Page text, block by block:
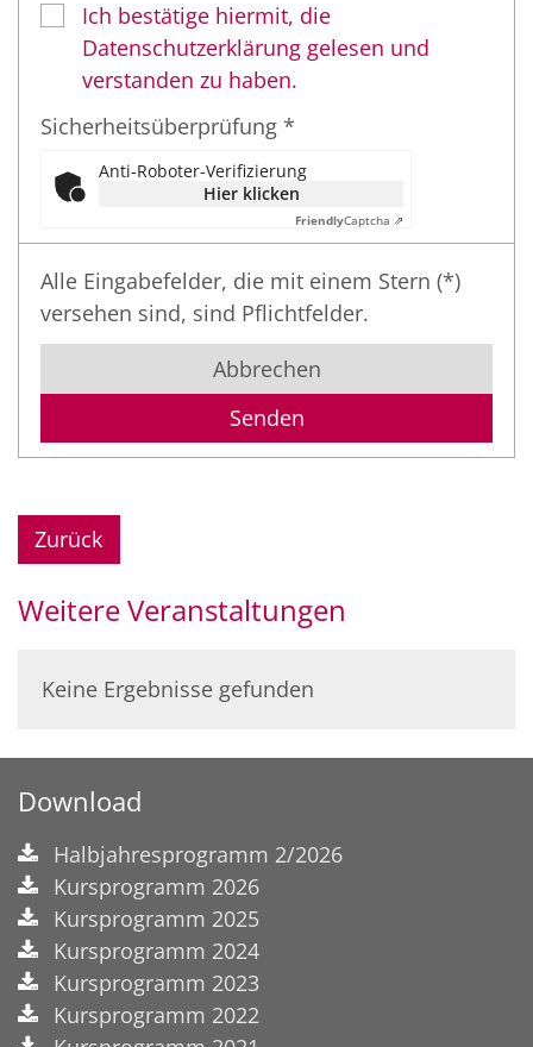
Ich bestätige hiermit, die
Datenschutzerklärung gelesen und
verstanden zu haben.
Sicherheitsüberprüfung *
Anti-Roboter-Verifizierung
Hier klicken
FriendlyCaptcha ⇗
Alle Eingabefelder, die mit einem Stern (*)
versehen sind, sind Pflichtfelder.
Abbrechen
Zurück
Weitere Veranstaltungen
Keine Ergebnisse gefunden
Download
Halbjahresprogramm 2/2026
Kursprogramm 2026
Kursprogramm 2025
Kursprogramm 2024
Kursprogramm 2023
Kursprogramm 2022